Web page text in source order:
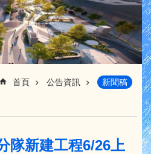
首頁 公告資訊 新聞稿
隊新建工程6/26上